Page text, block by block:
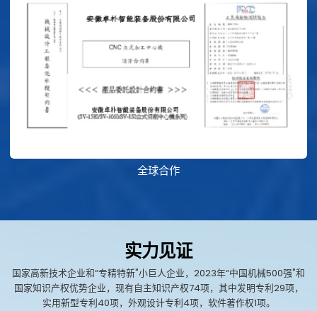
全球合作
实力见证
国家高新技术企业和“专精特新"小巨人企业，2023年“中国机械500强"和
国家知识产权优势企业，现有自主知识产权74项，其中发明专利29项，
实用新型专利40项，外观设计专利4项，软件著作权1项。